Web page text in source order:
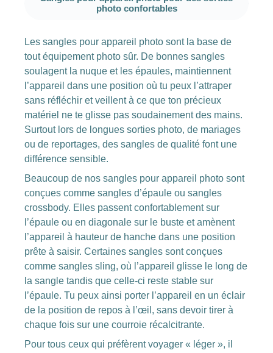
photo confortables
Les sangles pour appareil photo sont la base de
tout équipement photo sûr. De bonnes sangles
soulagent la nuque et les épaules, maintiennent
l’appareil dans une position où tu peux l’attraper
sans réfléchir et veillent à ce que ton précieux
matériel ne te glisse pas soudainement des mains.
Surtout lors de longues sorties photo, de mariages
ou de reportages, des sangles de qualité font une
différence sensible.
Beaucoup de nos sangles pour appareil photo sont
conçues comme sangles d’épaule ou sangles
crossbody. Elles passent confortablement sur
l’épaule ou en diagonale sur le buste et amènent
l’appareil à hauteur de hanche dans une position
prête à saisir. Certaines sangles sont conçues
comme sangles sling, où l’appareil glisse le long de
la sangle tandis que celle-ci reste stable sur
l’épaule. Tu peux ainsi porter l’appareil en un éclair
de la position de repos à l’œil, sans devoir tirer à
chaque fois sur une courroie récalcitrante.
Pour tous ceux qui préfèrent voyager « léger », il